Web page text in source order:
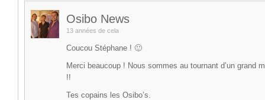
Osibo News
13 années de cela
Coucou Stéphane ! 🙂
Merci beaucoup ! Nous sommes au tournant d’un grand
!!
Tes copains les Osibo’s.